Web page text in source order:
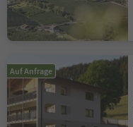
Auf Anfrage